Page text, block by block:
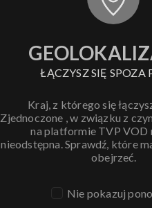
ŁĄCZYSZ SIĘ SPOZA
Kraj, z którego się
Zjednoczone , w związku z
na platformie TVP VOD
nieodstępna. Sprawdź, które
obejrzeć.
Nie pokazuj